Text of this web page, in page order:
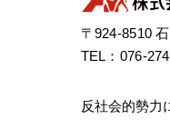
〒924-8510
TEL：076-
反社会的勢力